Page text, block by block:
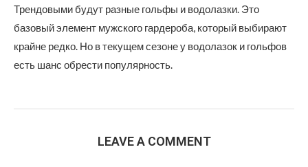
Трендовыми будут разные гольфы и водолазки. Это
базовый элемент мужского гардероба, который выбирают
крайне редко. Но в текущем сезоне у водолазок и гольфов
есть шанс обрести популярность.
LEAVE A COMMENT